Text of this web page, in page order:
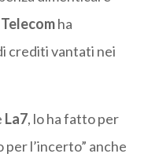
Telecomha
crediti vantati nei
La7, lo ha fatto per
l’incerto” anche